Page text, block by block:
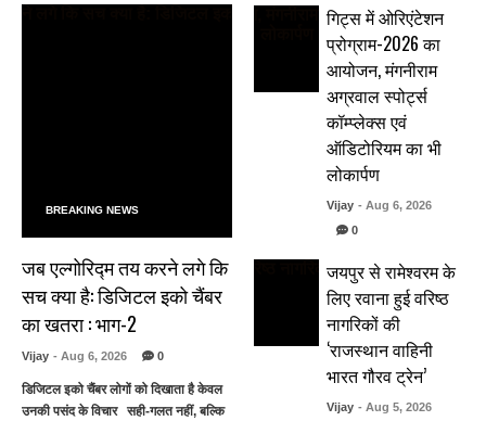
BREAKING NEWS
जब एल्गोरिद्म तय करने लगे कि
सच क्या है: डिजिटल इको चैंबर
का खतरा : भाग-2
Vijay - Aug 6, 2026 0
डिजिटल इको चैंबर लोगों को दिखाता है केवल
उनकी पसंद के विचार सही-गलत नहीं, बल्कि
गिट्स में ओरिएंटेशन
प्रोग्राम-2026 का
आयोजन, मंगनीराम
अग्रवाल स्पोर्ट्स
कॉम्प्लेक्स एवं
ऑडिटोरियम का भी
लोकार्पण
Vijay - Aug 6, 2026
0
जयपुर से रामेश्वरम के
लिए रवाना हुई वरिष्ठ
नागरिकों की
‘राजस्थान वाहिनी
भारत गौरव ट्रेन’
Vijay - Aug 5, 2026